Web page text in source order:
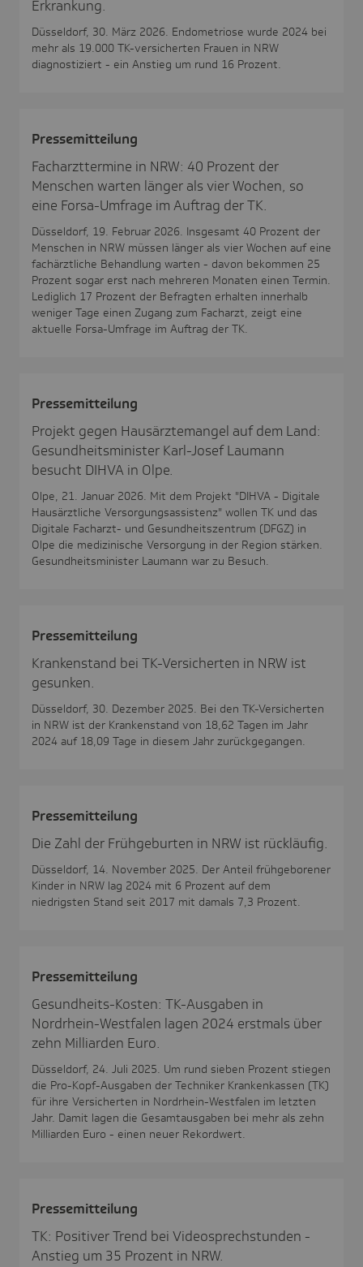
Erkrankung.
Düsseldorf, 30. März 2026. Endometriose wurde 2024 bei
mehr als 19.000 TK-versicherten Frauen in NRW
diagnostiziert - ein Anstieg um rund 16 Prozent.
Pres­se­mit­tei­lung
Facharzttermine in NRW: 40 Prozent der
Menschen warten länger als vier Wochen, so
eine Forsa-Umfrage im Auftrag der TK.
Düsseldorf, 19. Februar 2026. Insgesamt 40 Prozent der
Menschen in NRW müssen länger als vier Wochen auf eine
fachärztliche Behandlung warten - davon bekommen 25
Prozent sogar erst nach mehreren Monaten einen Termin.
Lediglich 17 Prozent der Befragten erhalten innerhalb
weniger Tage einen Zugang zum Facharzt, zeigt eine
aktuelle Forsa-Umfrage im Auftrag der TK.
Pres­se­mit­tei­lung
Projekt gegen Hausärztemangel auf dem Land:
Gesundheitsminister Karl-Josef Laumann
besucht DIHVA in Olpe.
Olpe, 21. Januar 2026. Mit dem Projekt "DIHVA - Digitale
Hausärztliche Versorgungsassistenz" wollen TK und das
Digitale Facharzt- und Gesundheitszentrum (DFGZ) in
Olpe die medizinische Versorgung in der Region stärken.
Gesundheitsminister Laumann war zu Besuch.
Pres­se­mit­tei­lung
Krankenstand bei TK-Versicherten in NRW ist
gesunken.
Düsseldorf, 30. Dezember 2025. Bei den TK-Versicherten
in NRW ist der Krankenstand von 18,62 Tagen im Jahr
2024 auf 18,09 Tage in diesem Jahr zurückgegangen.
Pres­se­mit­tei­lung
Die Zahl der Frühgeburten in NRW ist rückläufig.
Düsseldorf, 14. November 2025. Der Anteil frühgeborener
Kinder in NRW lag 2024 mit 6 Prozent auf dem
niedrigsten Stand seit 2017 mit damals 7,3 Prozent.
Pres­se­mit­tei­lung
Gesundheits-Kosten: TK-Ausgaben in
Nordrhein-Westfalen lagen 2024 erstmals über
zehn Milliarden Euro.
Düsseldorf, 24. Juli 2025. Um rund sieben Prozent stiegen
die Pro-Kopf-Ausgaben der Techniker Krankenkassen (TK)
für ihre Versicherten in Nordrhein-Westfalen im letzten
Jahr. Damit lagen die Gesamtausgaben bei mehr als zehn
Milliarden Euro - einen neuer Rekordwert.
Pres­se­mit­tei­lung
TK: Positiver Trend bei Videosprechstunden -
Anstieg um 35 Prozent in NRW.